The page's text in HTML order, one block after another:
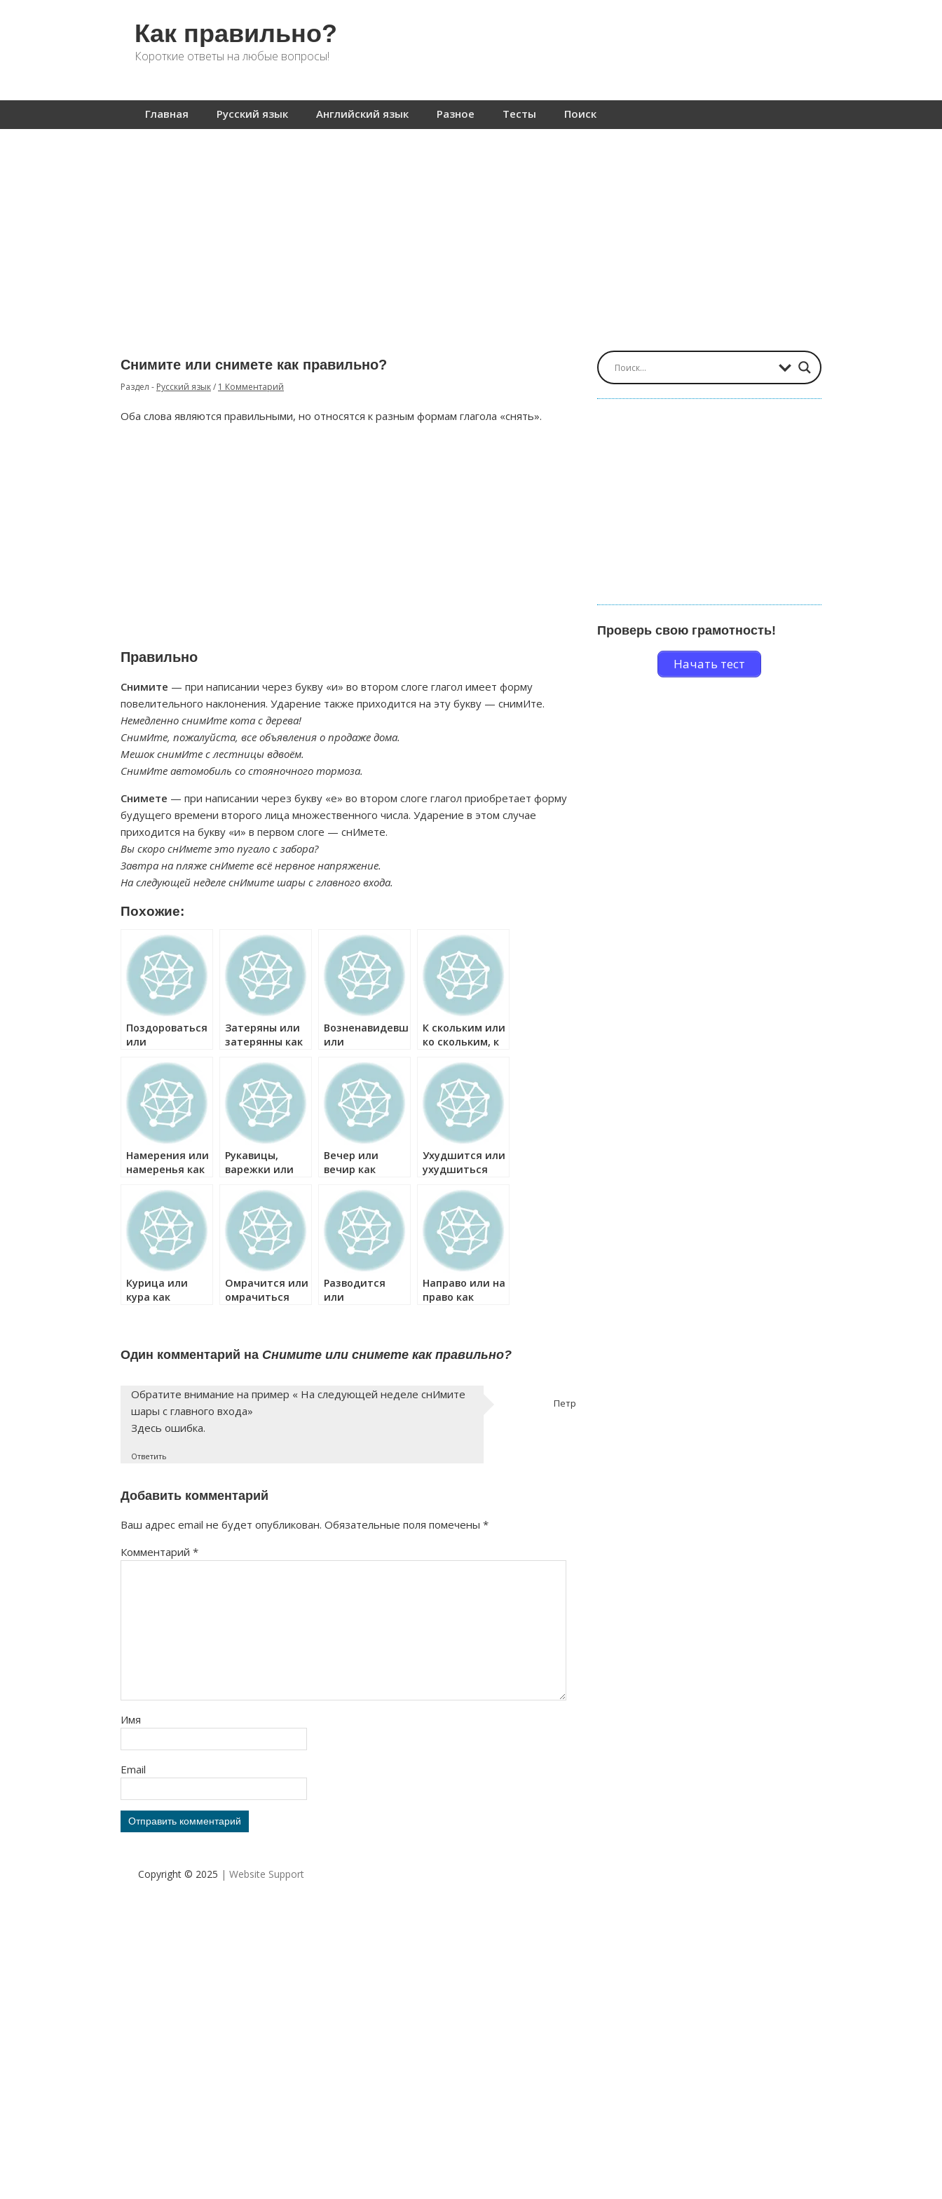
Как правильно?
Короткие ответы на любые вопросы!
Главная Русский язык Английский язык Разное Тесты Поиск
Снимите или снимете как правильно?
Раздел - Русский язык/ 1 Комментарий
Оба слова являются правильными, но относятся к разным формам глагола «снять».
Правильно
Снимите — при написании через букву «и» во втором слоге глагол имеет форму
повелительного наклонения. Ударение также приходится на эту букву — снимИте.
Немедленно снимИте кота с дерева!
СнимИте, пожалуйста, все объявления о продаже дома.
Мешок снимИте с лестницы вдвоём.
СнимИте автомобиль со стояночного тормоза.
Снимете — при написании через букву «е» во втором слоге глагол приобретает форму
будущего времени второго лица множественного числа. Ударение в этом случае
приходится на букву «и» в первом слоге — снИмете.
Вы скоро снИмете это пугало с забора?
Завтра на пляже снИмете всё нервное напряжение.
На следующей неделе снИмите шары с главного входа.
Похожие:
Поздороваться
или
как правильно?
Затеряны или
затерянны как
Возненавидевший
или
как правильно?
К скольким или
ко скольким, к
скольки как
правильно?
Намерения или
намеренья как
Рукавицы,
варежки или
правильно?
Вечер или
вечир как
Ухудшится или
ухудшиться
Курица или
кура как
Омрачится или
омрачиться
Разводится
или
Направо или на
право как
Один комментарий на Снимите или снимете как правильно?
Обратите внимание на пример « На следующей неделе снИмите
шары с главного входа»
Здесь ошибка.
Ответить
Петр
Добавить комментарий
Ваш адрес email не будет опубликован. Обязательные поля помечены *
Комментарий *
Имя
Email
Проверь свою грамотность!
Начать тест
Copyright © 2025 | Website Support